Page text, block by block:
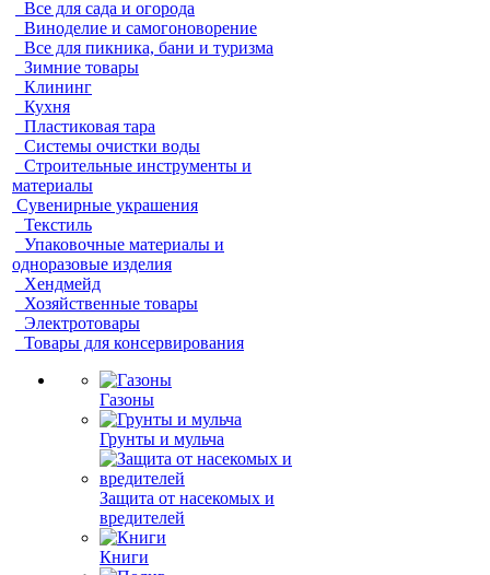
Все для сада и огорода
Виноделие и самогоноворение
Все для пикника, бани и туризма
Зимние товары
Клининг
Кухня
Пластиковая тара
Системы очистки воды
Строительные инструменты и
материалы
Сувенирные украшения
Текстиль
Упаковочные материалы и
одноразовые изделия
Хендмейд
Хозяйственные товары
Электротовары
Товары для консервирования
Газоны
Грунты и мульча
Защита от насекомых и
вредителей
Книги